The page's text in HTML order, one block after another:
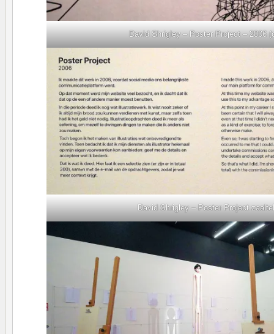
David Shrigley – Poster Project – 2006
David Shrigley – Poster Project